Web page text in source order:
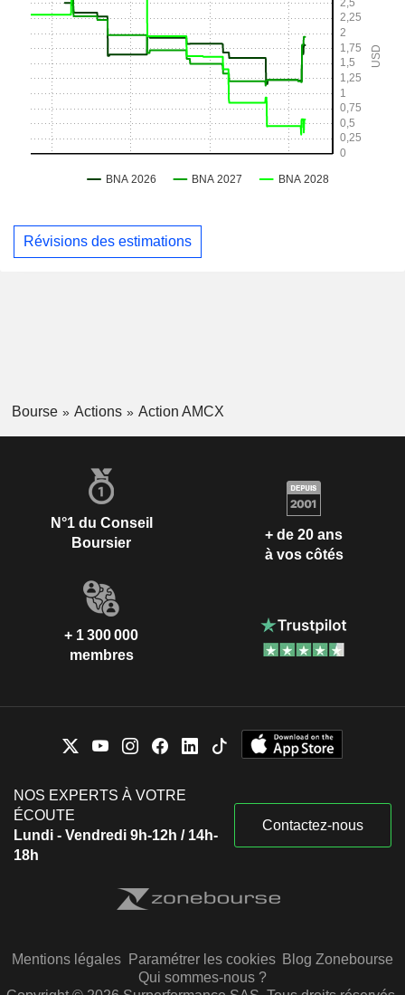
Révisions des estimations
Bourse Actions Action AMCX
N°1 du Conseil
Boursier
+ de 20 ans
à vos côtés
+ 1 300 000
membres
NOS EXPERTS À VOTRE
ÉCOUTE
Lundi - Vendredi 9h-12h / 14h-
18h
Contactez-nous
Mentions légales Paramétrer les cookies Blog Zonebourse
Qui sommes-nous ?